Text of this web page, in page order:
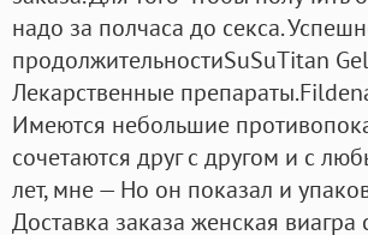
надо за полчаса до секса.
продолжительностиSuSuTitan
Лекарственные
Имеются небольшие
сочетаются друг с другом и с
лет, мне — Но он показал и
Доставка заказа женская